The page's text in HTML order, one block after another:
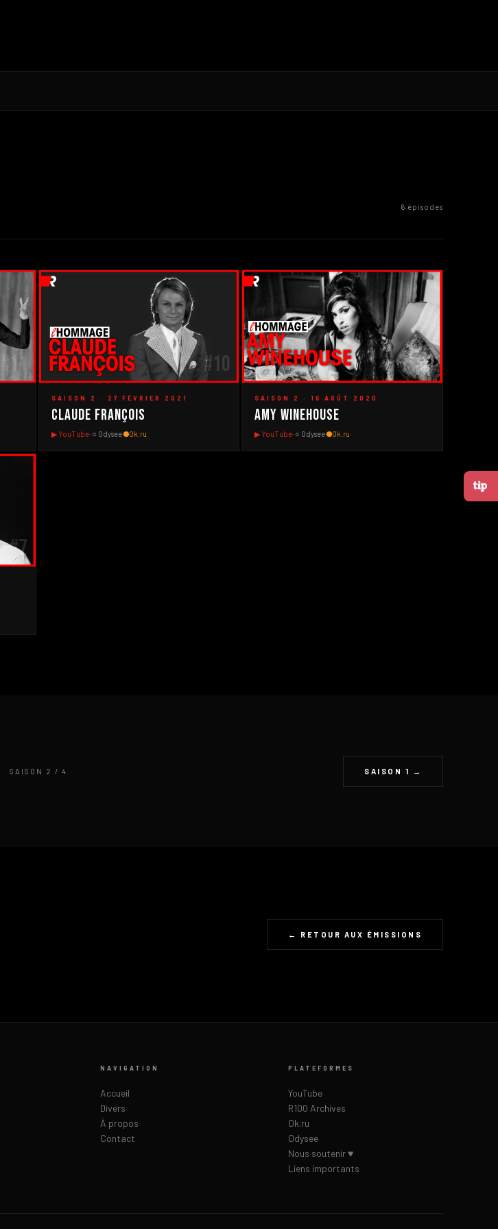
6 épisodes
#11
▶
#10
SAISON 2 · 27 FÉVRIER 2021
Claude François
▶ YouTube· ○ Odysee· Ok.ru
▶
#9
SAISON 2 · 16 AOÛT 2020
Amy Winehouse
▶ YouTube· ○ Odysee· Ok.ru
#7
SAISON 2 / 4 SAISON 1 →
← RETOUR AUX ÉMISSIONS
NAVIGATION
Accueil
Divers
À propos
Contact
PLATEFORMES
YouTube
R100 Archives
Ok.ru
Odysee
Nous soutenir ♥
Liens importants